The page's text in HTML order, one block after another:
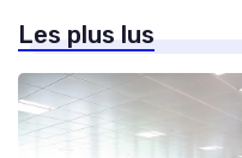
Les plus lus